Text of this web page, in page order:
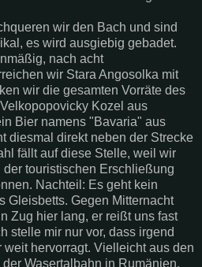
wir den Bach und sind
es wird ausgiebig gebadet.
nach acht
wir Stara Angosolka mit
wir die gesamten Vorräte des
Kozel aus
Bier namens "Bavaria" aus
diesmal direkt neben der Strecke
fällt auf diese Stelle, weil wir
touristischen Erschließung
Nachteil: Es geht kein
Gleisbetts. Gegen Mitternacht
Zug hier lang, er reißt uns fast
stelle mir nur vor, dass irgend
weit hervorragt. Vielleicht aus den
Wasertalbahn in Rumänien,